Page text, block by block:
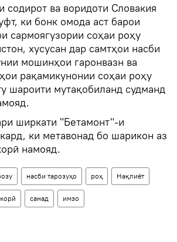
содирот ва воридоти Словакия
ки бонк омода аст барои
сармоягузории соҳаи роҳу
хусусан дар самтҳои насби
мошинҳои гаронвазн ва
рақамикунонии соҳаи роҳу
шароити мутақобиланд судманд
ширкати "Бетамонт"-и
ки метавонад бо шарикон аз
намояд.
насби тарозуҳо роҳ Нақлиёт
санад имзо